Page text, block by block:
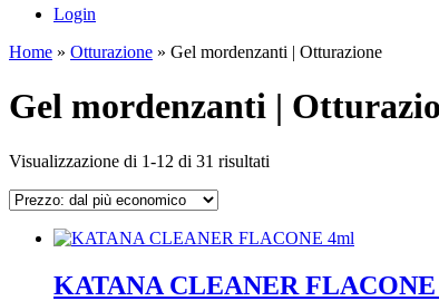
Login
Home » Otturazione » Gel mordenzanti | Otturazione
Gel mordenzanti |
Visualizzazione di 1-12 di 31 risultati
KATANA CLEANER FLACONE